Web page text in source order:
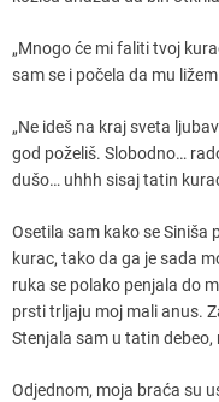
„Mnogo će mi faliti tvoj
sam se i počela da mu
„Ne ideš na kraj sveta
god poželiš. Slobodno…
dušo… uhhh sisaj tatin
Osetila sam kako se Siniša
kurac, tako da ga je sada
ruka se polako penjala do
prsti trljaju moj mali anus.
Stenjala sam u tatin debeo,
Odjednom, moja braća su